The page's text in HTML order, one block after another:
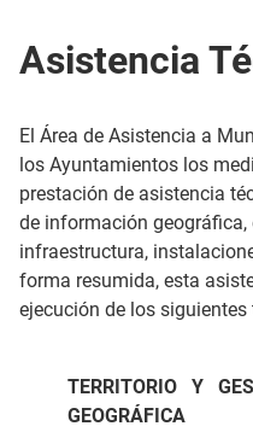
Asistencia
El Área de Asistencia a
los Ayuntamientos los
prestación de asistencia
de información
infraestructura,
forma resumida, esta
ejecución de los siguientes
TERRITORIO Y
GEOGRÁFICA